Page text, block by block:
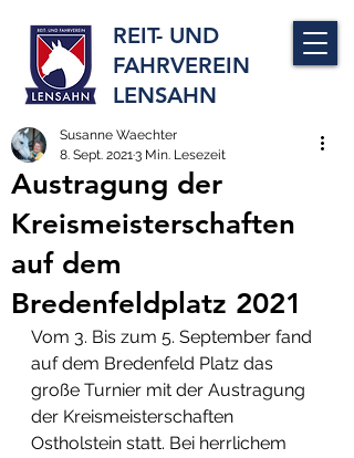
REIT- UND
FAHRVEREIN
LENSAHN
Austragung der
Kreismeisterschaften
auf dem
Bredenfeldplatz 2021
Susanne Waechter
8. Sept. 20213 Min. Lesezeit
Vom 3. Bis zum 5. September fand
auf dem Bredenfeld Platz das
große Turnier mit der Austragung
der Kreismeisterschaften
Ostholstein statt. Bei herrlichem